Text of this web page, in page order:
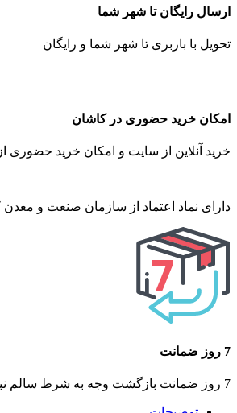
ارسال رایگان تا شهر شما
تحویل با باربری تا شهر شما و رایگان
امکان خرید حضوری در کاشان
خرید آنلاین از سایت و امکان خرید حضوری
دارای نماد اعتماد از سازمان صنعت و معدن
7 روز ضمانت
7 روز ضمانت بازگشت وجه به شرط سالم نبودن فرش و تابلو فرش ماشینی